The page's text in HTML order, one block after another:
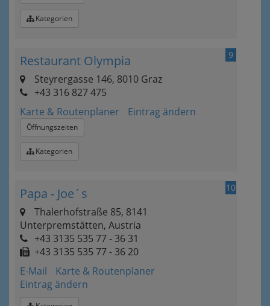
Kategorien
9
Restaurant Olympia
Steyrergasse 146, 8010 Graz
+43 316 827 475
Karte & Routenplaner
Eintrag ändern
Öffnungszeiten
Kategorien
10
Papa - Joe´s
Thalerhofstraße 85, 8141
Unterpremstätten, Austria
+43 3135 535 77 - 36 31
+43 3135 535 77 - 36 20
E-Mail
Karte & Routenplaner
Eintrag ändern